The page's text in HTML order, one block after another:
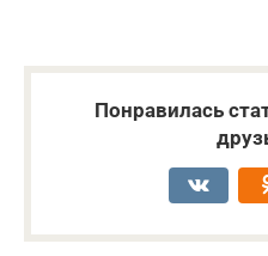
Понравилась